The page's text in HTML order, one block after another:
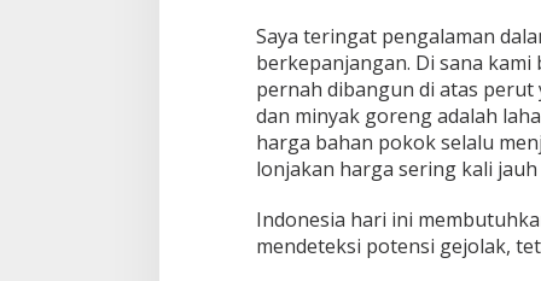
Saya teringat pengalaman
berkepanjangan. Di sana
pernah dibangun di atas perut
dan minyak goreng adalah
harga bahan pokok selalu
lonjakan harga sering kali
Indonesia hari ini
mendeteksi potensi gejolak,